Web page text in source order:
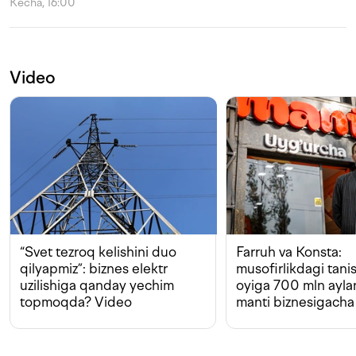
Kecha, 16:00
Video
“Svet tezroq kelishini duo
qilyapmiz”: biznes elektr
uzilishiga qanday yechim
topmoqda? Video
Farruh va Konsta:
musofirlikdagi
oyiga 700 mln
manti biznesigacha